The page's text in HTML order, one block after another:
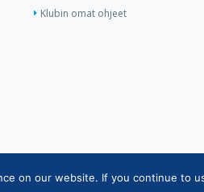
Klubin omat ohjeet
|Henkilötietojen käsittely
on our website. If you continue to